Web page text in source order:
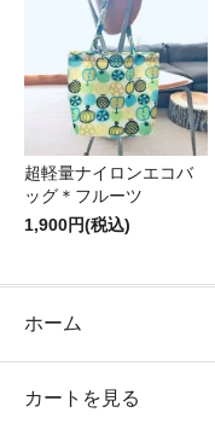
超軽量ナイロンエコバ
ッグ＊フルーツ
1,900円(税込)
ホーム
カートを見る